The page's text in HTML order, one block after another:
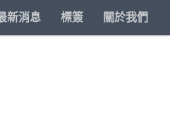
新消息 標簽 關於我們